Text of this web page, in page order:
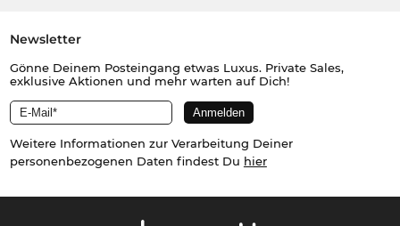
Newsletter
Gönne Deinem Posteingang etwas Luxus. Private Sales,
exklusive Aktionen und mehr warten auf Dich!
Weitere Informationen zur Verarbeitung Deiner
personenbezogenen Daten findest Du hier